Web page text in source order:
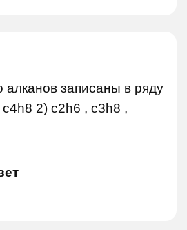
записаны в ряду
2) c2h6 , с3h8 ,